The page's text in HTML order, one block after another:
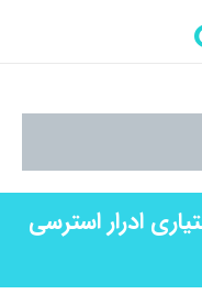
ادرار استرسی